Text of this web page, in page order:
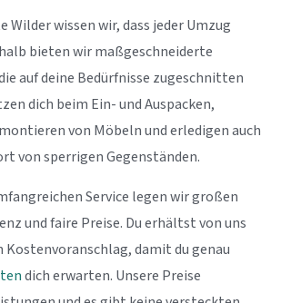
Wilder wissen wir, dass jeder Umzug
bieten wir maßgeschneiderte
auf deine Bedürfnisse zugeschnitten
dich beim Ein- und Auspacken,
von Möbeln und erledigen auch
von sperrigen Gegenständen.
Service legen wir großen
und faire Preise. Du erhältst von uns
damit du genau
dich erwarten. Unsere Preise